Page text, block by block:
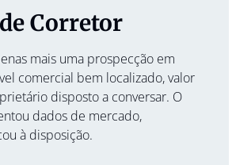
Corretor
mais uma prospecção em
comercial bem localizado, valor
disposto a conversar. O
dados de mercado,
à disposição.